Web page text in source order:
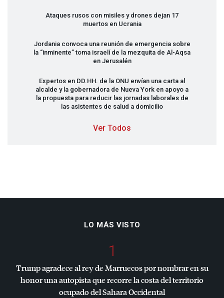
Ataques rusos con misiles y drones dejan 17
muertos en Ucrania
Jordania convoca una reunión de emergencia sobre
la “inminente” toma israelí de la mezquita de Al-Aqsa
en Jerusalén
Expertos en DD.HH. de la ONU envían una carta al
alcalde y la gobernadora de Nueva York en apoyo a
la propuesta para reducir las jornadas laborales de
las asistentes de salud a domicilio
Ver Todos
LO MÁS VISTO
1
Trump agradece al rey de Marruecos por nombrar en su
honor una autopista que recorre la costa del territorio
ocupado del Sahara Occidental